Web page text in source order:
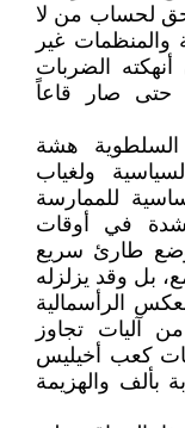
لحساب من لا
والمنظمات غير
الضربات
حتى صار قاعاً
السلطوية هشة
ولغياب
للممارسة
في أوقات
وضع طارئ سريع
بل وقد يزلزله
الرأسمالية
من آليات تجاوز
كعب أخيليس
بألف والهزيمة